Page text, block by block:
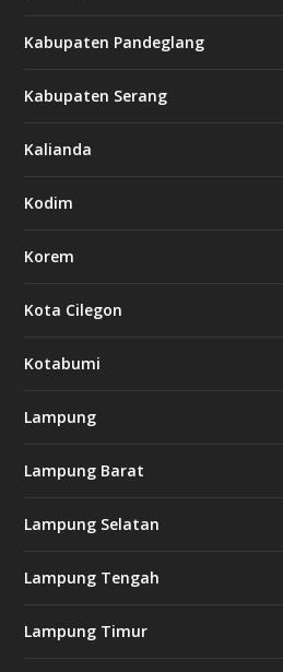
Kabupaten Pandeglang
Kabupaten Serang
Kalianda
Kodim
Korem
Kota Cilegon
Kotabumi
Lampung
Lampung Barat
Lampung Selatan
Lampung Tengah
Lampung Timur